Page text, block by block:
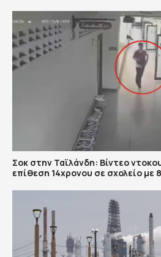
Σοκ στην Ταϊλάνδη: Βίντεο
επίθεση 14χρονου σε σχολείο με